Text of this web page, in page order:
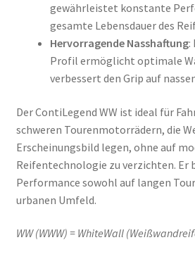
gewährleistet konstante
gesamte Lebensdauer des
Hervorragende Nasshaftung:
Profil ermöglicht optimale
verbessert den Grip auf
Der ContiLegend WW ist ideal für
schweren Tourenmotorrädern, die
Erscheinungsbild legen, ohne auf
Reifentechnologie zu verzichten. Er
Performance sowohl auf langen
urbanen Umfeld.
WW (WWW) = WhiteWall